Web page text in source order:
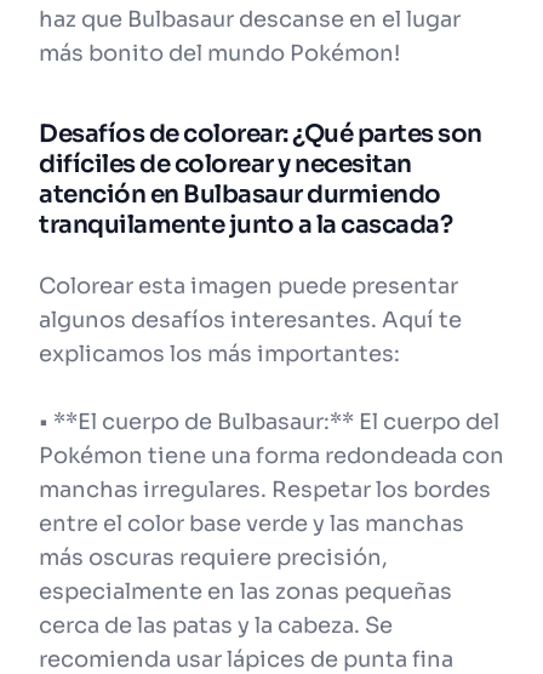
haz que Bulbasaur descanse en el lugar
más bonito del mundo Pokémon!
Desafíos de colorear: ¿Qué partes son
difíciles de colorear y necesitan
atención en Bulbasaur durmiendo
tranquilamente junto a la cascada?
Colorear esta imagen puede presentar
algunos desafíos interesantes. Aquí te
explicamos los más importantes:
• **El cuerpo de Bulbasaur:** El cuerpo del
Pokémon tiene una forma redondeada con
manchas irregulares. Respetar los bordes
entre el color base verde y las manchas
más oscuras requiere precisión,
especialmente en las zonas pequeñas
cerca de las patas y la cabeza. Se
recomienda usar lápices de punta fina